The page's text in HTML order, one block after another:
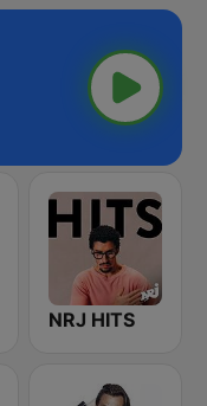
NRJ HITS